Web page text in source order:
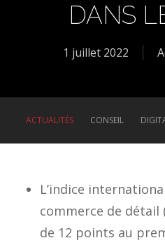
DANS
1 juillet 2022
ACTUALITÉS CONSEIL
L’indice
commerce de détail
de 12 points au